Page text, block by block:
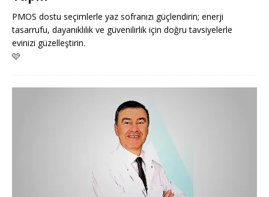
PMOS dostu seçimlerle yaz sofranızı güçlendirin; enerji
tasarrufu, dayanıklılık ve güvenilirlik için doğru tavsiyelerle
evinizi güzelleştirin.
🩷